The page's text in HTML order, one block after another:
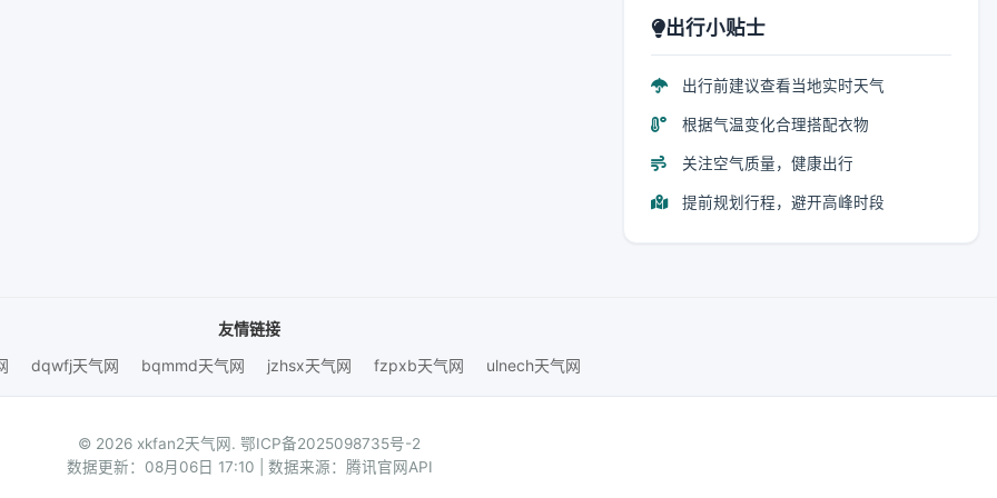
出行小贴士
出行前建议查看当地实时天气
根据气温变化合理搭配衣物
关注空气质量，健康出行
提前规划行程，避开高峰时段
友情链接
dqwfj天气网 bqmmd天气网 jzhsx天气网 fzpxb天气网 ulnech天气网
© 2026 xkfan2天气网. 鄂ICP备2025098735号-2
数据更新：08月06日 17:10 | 数据来源：腾讯官网API